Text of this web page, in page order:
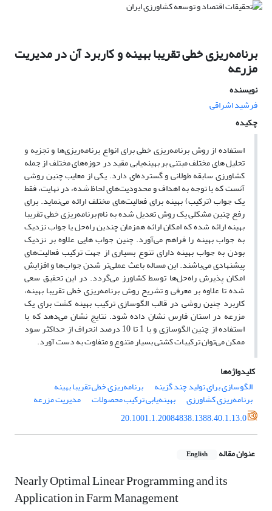
برنامه‌ریزی خطی تقریبا بهینه و کاربرد آن در مدیریت
مزرعه
نویسنده
فرشید اشراقی
چکیده
استفاده از روش برنامه‌ریزی خطی برای انواع برنامه‌ریزی‌ها و تجزیه و
تحلیل های مختلف مبتنی بر بهینه‌یابی مقید در حوزه‌های مختلف از جمله
کشاورزی سابقه طولانی و گسترده‌ای دارد. یکی از معایب چنین روشی
آنست که با توجه به اهداف و محدودیت‌های لحاظ شده، در نهایت، فقط
یک جواب (ترکیب) بهینه برای فعالیت‌های مختلف ارائه می‌نماید. برای
رفع چنین مشکلی یک روش تعدیل شده به نام برنامه‌ریزی خطی تقریبا
بهینه ارائه شده که امکان ارائه همزمان چندین راه‌حل یا جواب نزدیک
به جواب بهینه را فراهم می‌آورد. چنین جواب هایی علاوه بر نزدیک
بودن به جواب بهینه دارای تنوع بسیاری از جهت ترکیب فعالیت‌های
پیشنهادی می‌باشند. این مساله باعث عملی‌تر شدن جواب‌ها و افزایش
امکان پذیرش راه‌حل‌ها توسط کشاورز می‌گردد. در این تحقیق سعی
شده تا علاوه بر معرفی و تشریح روش برنامه‌ریزی خطی تقریبا بهینه،
کاربرد چنین روشی در قالب الگوسازی ترکیب بهینه کشت برای یک
مزرعه در استان فارس نشان داده شود. نتایج نشان ‌می‌دهد که با
استفاده از چنین الگوسازی و با 1 تا 10 درصد انحراف از حداکثر سود
ممکن می‌توان ترکیبات کشتی بسیار متنوع و متفاوت به دست آورد.
کلیدواژه‌ها
الگوسازی برای تولید چند گزینه
برنامه‌ریزی خطی تقریبا بهینه
برنامه‌ریزی کشاورزی بهینه‌یابی ترکیب محصولات
مدیریت مزرعه
20.1001.1.20084838.1388.40.1.13.0
عنوان مقاله English
Nearly Optimal Linear Programming and its
Application in Farm Management